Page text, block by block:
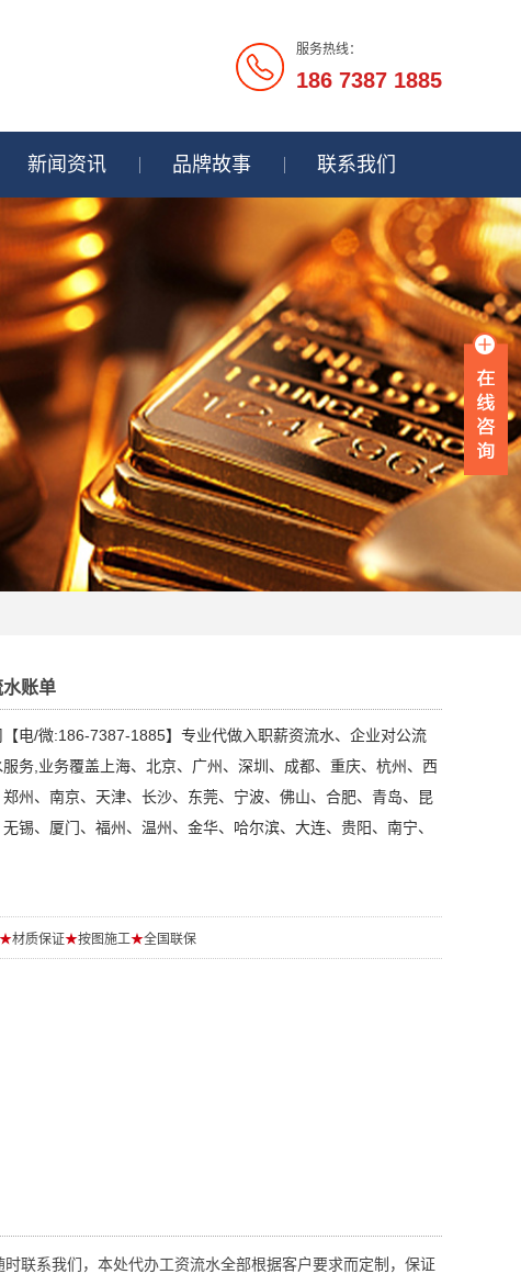
服务热线：
186 7387 1885
新闻资讯 品牌故事 联系我们
账单
电/微:186-7387-1885】专业代做入职薪资流水、企业对公流
务,业务覆盖上海、北京、广州、深圳、成都、重庆、杭州、西
州、南京、天津、长沙、东莞、宁波、佛山、合肥、青岛、昆
锡、厦门、福州、温州、金华、哈尔滨、大连、贵阳、南宁、
★材质保证★按图施工★全国联保
联系我们，本处代办工资流水全部根据客户要求而定制，保证